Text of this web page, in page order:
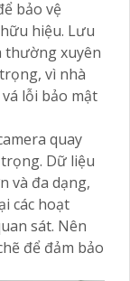
bảo vệ
hiệu. Lưu
thường xuyên
vì nhà
lỗi bảo mật
quay
Dữ liệu
và đa dạng,
các hoạt
sát. Nên
để đảm bảo